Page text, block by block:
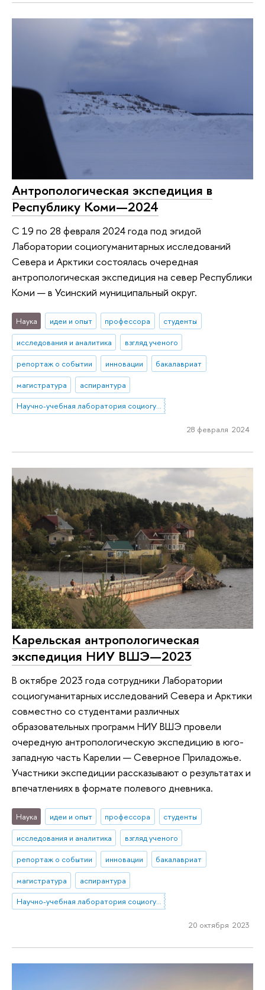
Антропологическая экспедиция в
Республику Коми—2024
С 19 по 28 февраля 2024 года под эгидой
Лаборатории социогуманитарных исследований
Севера и Арктики состоялась очередная
антропологическая экспедиция на север Республики
Коми — в Усинский муниципальный округ.
Наука идеи и опыт профессора
студенты
исследования и аналитика
взгляд ученого
репортаж о событии
инновации
бакалавриат
магистратура
аспирантура
Научно-учебная лаборатория социогуманитарных исследований Севера и Арктики
28 февраля 2024
Карельская антропологическая
экспедиция НИУ ВШЭ—2023
В октябре 2023 года сотрудники Лаборатории
социогуманитарных исследований Севера и Арктики
совместно со студентами различных
образовательных программ НИУ ВШЭ провели
очередную антропологическую экспедицию в юго-
западную часть Карелии — Северное Приладожье.
Участники экспедиции рассказывают о результатах и
впечатлениях в формате полевого дневника.
Наука идеи и опыт профессора
студенты
исследования и аналитика
взгляд ученого
репортаж о событии
инновации
бакалавриат
магистратура
аспирантура
Научно-учебная лаборатория социогуманитарных исследований Севера и Арктики
20 октября 2023